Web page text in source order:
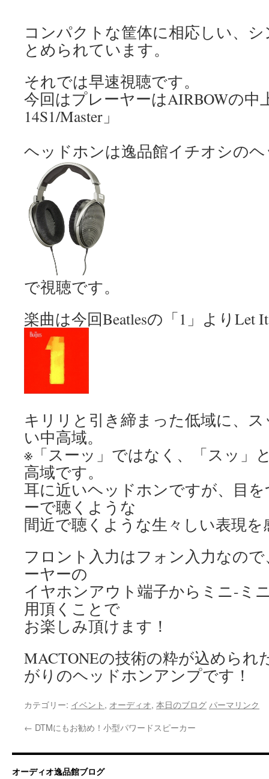
コンパクトな筐体に相応しい、
とめられています。
それでは早速視聴です。
今回はプレーヤーはAIRBOWの中
14S1/Master」
ヘッドホンは逸品館イチオシの
で視聴です。
楽曲は今回Beatlesの「1」よりLet
キリリと引き締まった低域に、
い中高域。
※「スーッ」ではなく、「スッ」
高域です。
耳に近いヘッドホンですが、目
ーで聴くような
間近で聴くような生々しい表現を
フロント入力はフォン入力なの
ーヤーの
イヤホンアウト端子からミニ-ミ
用頂くことで
お楽しみ頂けます！
MACTONEの技術の粋が込められ
がりのヘッドホンアンプです！
カテゴリー: イベント, オーディオ, 本日のブログ パーマリンク
← DTMにもお勧め！小型パワードスピーカー
オーディオ逸品館ブログ